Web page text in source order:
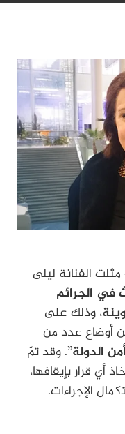
مثلت الفنانة ليلى
في الجرائم
، وذلك على
أوضاع عدد من
الدولة”. وقد تمّ
قرار بإيقافها،
الإجراءات.